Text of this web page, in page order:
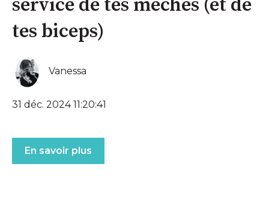
service de tes mèches (et de
tes biceps)
Vanessa
31 déc. 2024 11:20:41
En savoir plus